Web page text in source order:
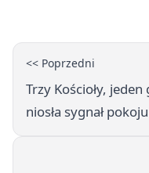
<< Poprzedni
Trzy Kościoły, jeden
niosła sygnał pokoju